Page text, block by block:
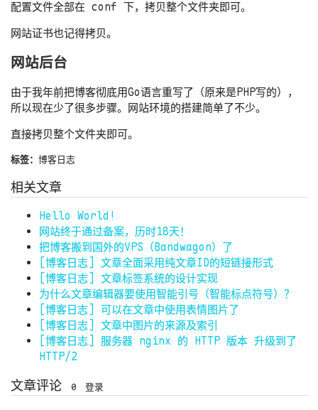
配置文件全部在 conf 下，拷贝整个文件夹即可。
网站证书也记得拷贝。
网站后台
由于我年前把博客彻底用Go语言重写了（原来是PHP写的），
所以现在少了很多步骤。网站环境的搭建简单了不少。
直接拷贝整个文件夹即可。
标签： 博客日志
相关文章
Hello World!
网站终于通过备案，历时18天！
把博客搬到国外的VPS（Bandwagon）了
[博客日志] 文章全面采用纯文章ID的短链接形式
[博客日志] 文章标签系统的设计实现
为什么文章编辑器要使用智能引号（智能标点符号）？
[博客日志] 可以在文章中使用表情图片了
[博客日志] 文章中图片的来源及索引
[博客日志] 服务器 nginx 的 HTTP 版本 升级到了
HTTP/2
文章评论 0 登录